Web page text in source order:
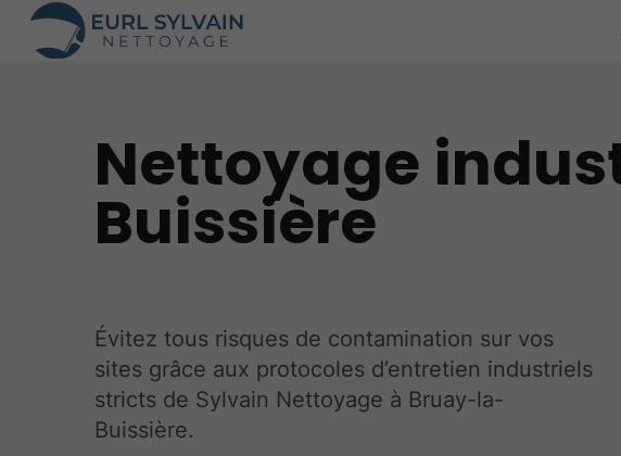
Nettoyage
Buissière
Évitez tous risques de contamination sur vos
sites grâce aux protocoles d’entretien industriels
stricts de Sylvain Nettoyage à Bruay-la-
Buissière.